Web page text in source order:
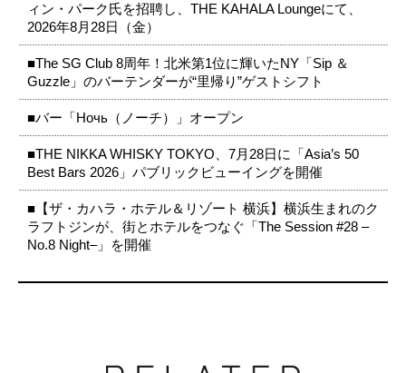
ィン・パーク氏を招聘し、THE KAHALA Loungeにて、
2026年8月28日（金）
■The SG Club 8周年！北米第1位に輝いたNY「Sip ＆
Guzzle」のバーテンダーが“里帰り”ゲストシフト
■バー「Ночь（ノーチ）」オープン
■THE NIKKA WHISKY TOKYO、7月28日に「Asia’s 50
Best Bars 2026」パブリックビューイングを開催
■【ザ・カハラ・ホテル＆リゾート 横浜】横浜生まれのク
ラフトジンが、街とホテルをつなぐ「The Session #28 –
No.8 Night–」を開催